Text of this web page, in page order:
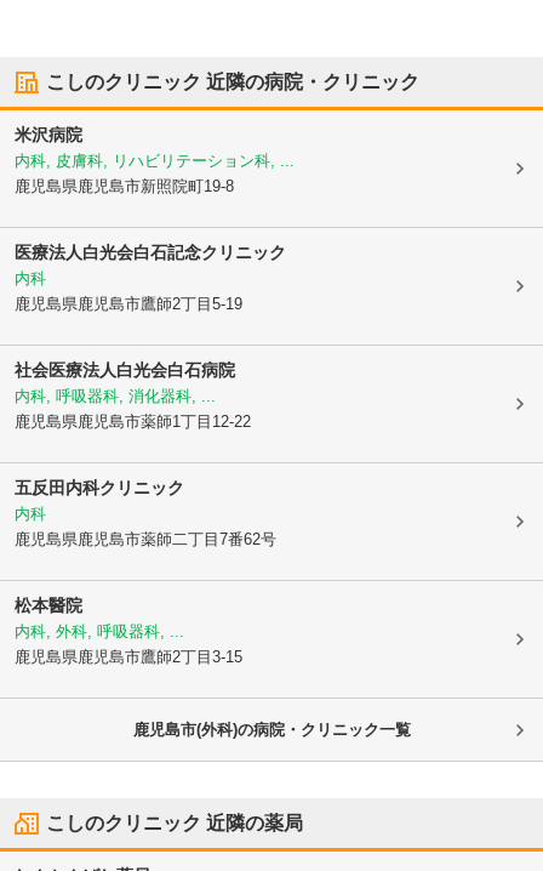
こしのクリニック 近隣の病院・クリニック
米沢病院
内科, 皮膚科, リハビリテーション科, ...
鹿児島県鹿児島市新照院町19-8
医療法人白光会白石記念クリニック
内科
鹿児島県鹿児島市鷹師2丁目5-19
社会医療法人白光会白石病院
内科, 呼吸器科, 消化器科, ...
鹿児島県鹿児島市薬師1丁目12-22
五反田内科クリニック
内科
鹿児島県鹿児島市薬師二丁目7番62号
松本醫院
内科, 外科, 呼吸器科, ...
鹿児島県鹿児島市鷹師2丁目3-15
鹿児島市(外科)の病院・クリニック一覧
こしのクリニック 近隣の薬局